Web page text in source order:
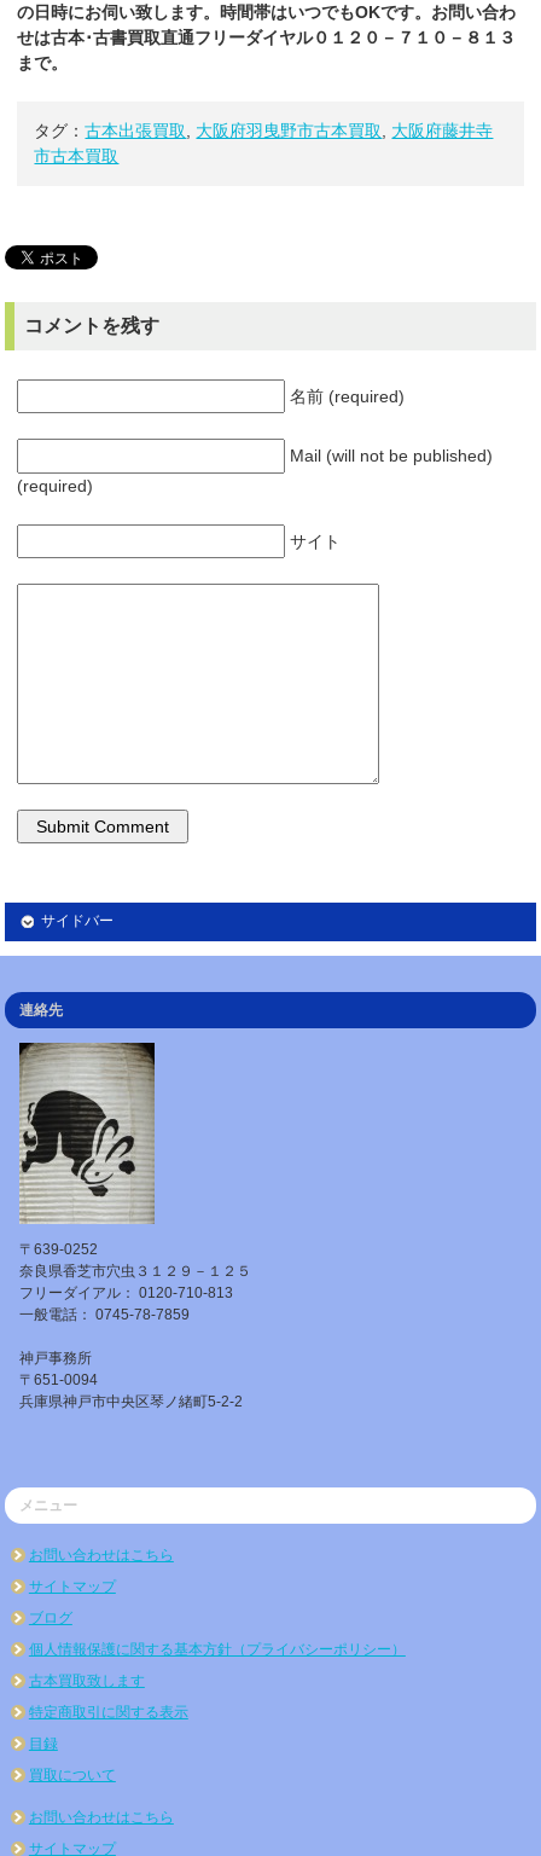
の日時にお伺い致します。時間帯はいつでもOKです。お問い合わ
せは古本･古書買取直通フリーダイヤル０１２０－７１０－８１３
まで。
タグ：古本出張買取 大阪府羽曳野市古本買取
大阪府藤井寺
市古本買取
コメントを残す
名前 (required)
Mail (will not be published)
(required)
サイト
サイドバー
連絡先
〒639-0252
奈良県香芝市穴虫３１２９－１２５
フリーダイアル： 0120-710-813
一般電話： 0745-78-7859
神戸事務所
〒651-0094
兵庫県神戸市中央区琴ノ緒町5-2-2
メニュー
お問い合わせはこちら
サイトマップ
ブログ
個人情報保護に関する基本方針（プライバシーポリシー）
古本買取致します
特定商取引に関する表示
目録
買取について
お問い合わせはこちら
サイトマップ